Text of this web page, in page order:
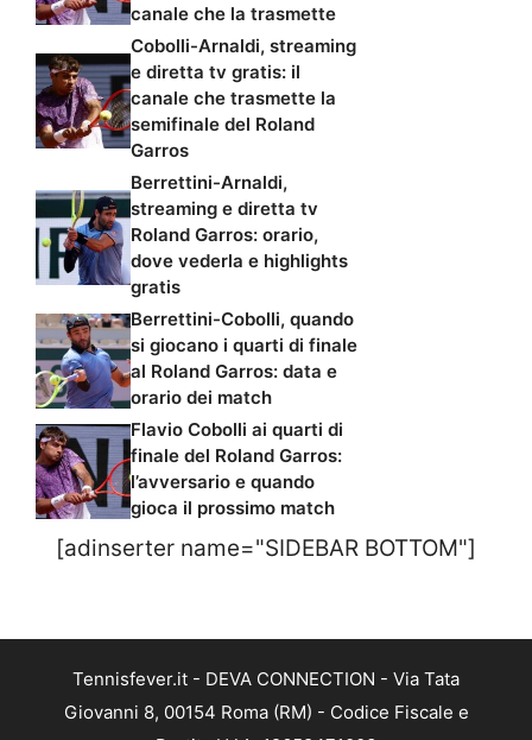
canale che la trasmette
Cobolli-Arnaldi, streaming
e diretta tv gratis: il
canale che trasmette la
semifinale del Roland
Garros
Berrettini-Arnaldi,
streaming e diretta tv
Roland Garros: orario,
dove vederla e highlights
gratis
Berrettini-Cobolli, quando
si giocano i quarti di finale
al Roland Garros: data e
orario dei match
Flavio Cobolli ai quarti di
finale del Roland Garros:
l’avversario e quando
gioca il prossimo match
[adinserter name="SIDEBAR BOTTOM"]
Tennisfever.it - DEVA CONNECTION - Via Tata
Giovanni 8, 00154 Roma (RM) - Codice Fiscale e